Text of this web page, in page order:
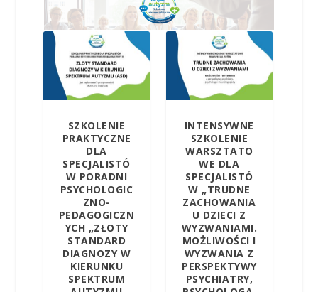
SZKOLENIE
PRAKTYCZNE
DLA
SPECJALISTÓ
W PORADNI
PSYCHOLOGIC
ZNO-
PEDAGOGICZN
YCH „ZŁOTY
STANDARD
DIAGNOZY W
KIERUNKU
SPEKTRUM
INTENSYWNE
SZKOLENIE
WARSZTATO
WE DLA
SPECJALISTÓ
W „TRUDNE
ZACHOWANIA
U DZIECI Z
WYZWANIAMI.
MOŻLIWOŚCI I
WYZWANIA Z
PERSPEKTYWY
PSYCHIATRY,